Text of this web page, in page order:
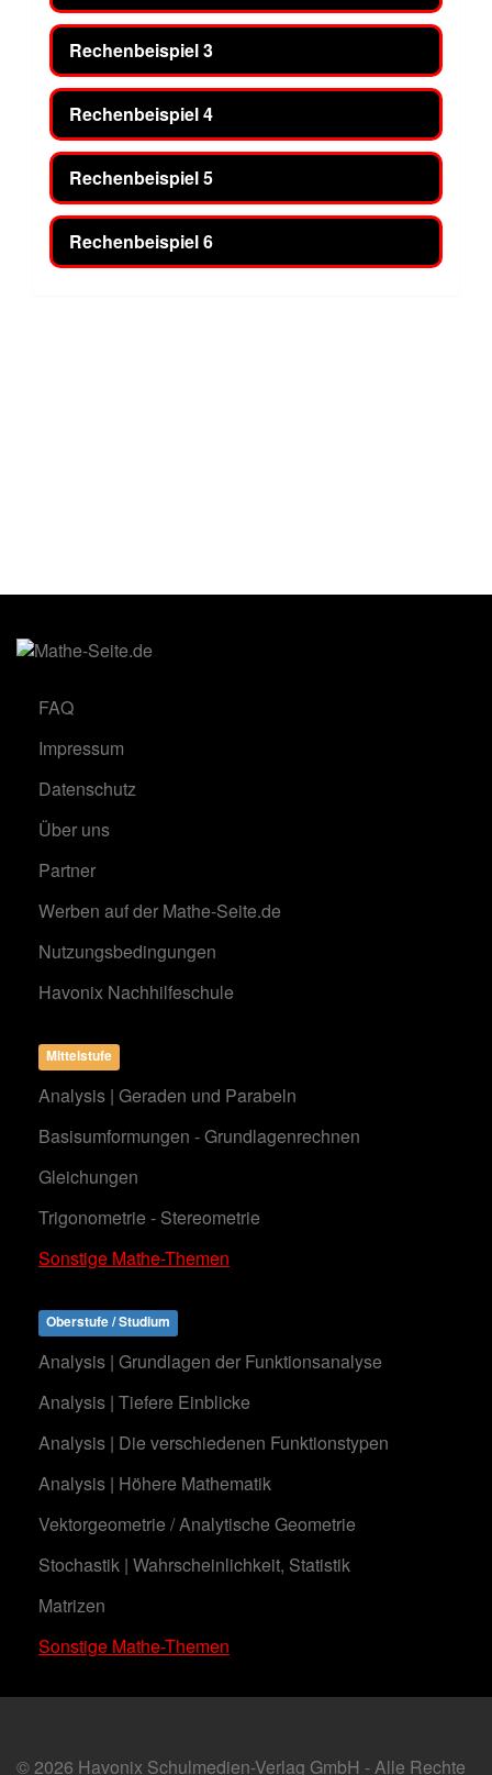
Rechenbeispiel 3
Rechenbeispiel 4
Rechenbeispiel 5
Rechenbeispiel 6
FAQ
Impressum
Datenschutz
Über uns
Partner
Werben auf der Mathe-Seite.de
Nutzungsbedingungen
Havonix Nachhilfeschule
Mittelstufe
Analysis | Geraden und Parabeln
Basisumformungen - Grundlagenrechnen
Gleichungen
Trigonometrie - Stereometrie
Sonstige Mathe-Themen
Oberstufe / Studium
Analysis | Grundlagen der Funktionsanalyse
Analysis | Tiefere Einblicke
Analysis | Die verschiedenen Funktionstypen
Analysis | Höhere Mathematik
Vektorgeometrie / Analytische Geometrie
Stochastik | Wahrscheinlichkeit, Statistik
Matrizen
Sonstige Mathe-Themen
© 2026 Havonix Schulmedien-Verlag GmbH - Alle Rechte